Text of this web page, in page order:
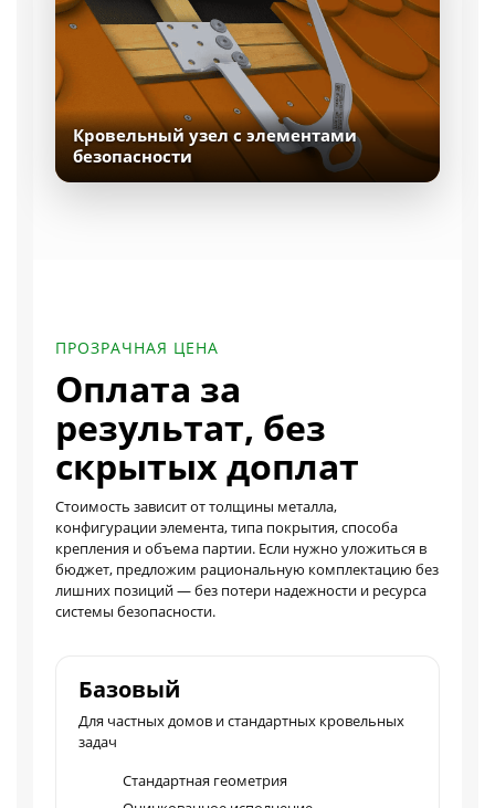
Кровельный узел с элементами
безопасности
ПРОЗРАЧНАЯ ЦЕНА
Оплата за
результат, без
скрытых доплат
Стоимость зависит от толщины металла,
конфигурации элемента, типа покрытия, способа
крепления и объема партии. Если нужно уложиться в
бюджет, предложим рациональную комплектацию без
лишних позиций — без потери надежности и ресурса
системы безопасности.
Базовый
Для частных домов и стандартных кровельных
задач
Стандартная геометрия